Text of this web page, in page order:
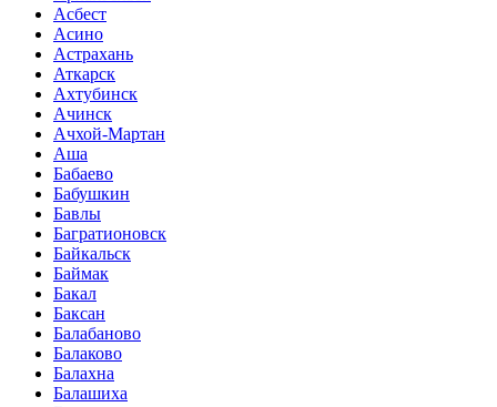
Асбест
Асино
Астрахань
Аткарск
Ахтубинск
Ачинск
Ачхой-Мартан
Аша
Бабаево
Бабушкин
Бавлы
Багратионовск
Байкальск
Баймак
Бакал
Баксан
Балабаново
Балаково
Балахна
Балашиха